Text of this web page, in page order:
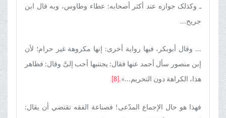
ـ وکذلک جوازه عند أکثر أصحابه: عطاء وطاوس، وبه قال ابن
جریح...
... وقال أبوبکر، فیها روایة أخری: إنها مکروهة غیر حرام؛ لأن
إبن منصور سأل أحمد عنها فقال: یجتنبها أحب إلیَّ وقال: فظاهر
هذا، الکراهة دون التحریم...». [8]
فهذا هو حال الإجماع المدّعی! فصناعة الفقه تقتضي أن یقال: